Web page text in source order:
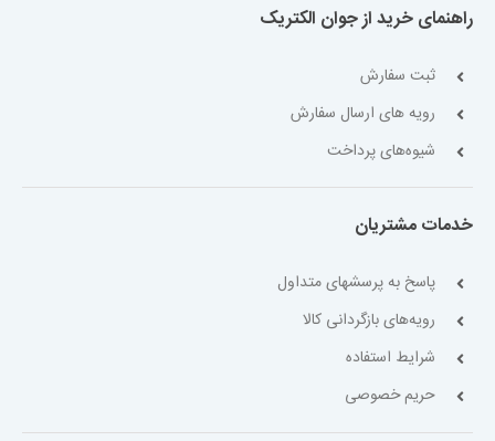
راهنمای خرید از جوان الکتریک
ثبت سفارش
رویه های ارسال سفارش
شیوه‌های پرداخت
خدمات مشتریان
پاسخ به پرسشهای متداول
رویه‌های بازگردانی کالا
شرایط استفاده
حریم خصوصی